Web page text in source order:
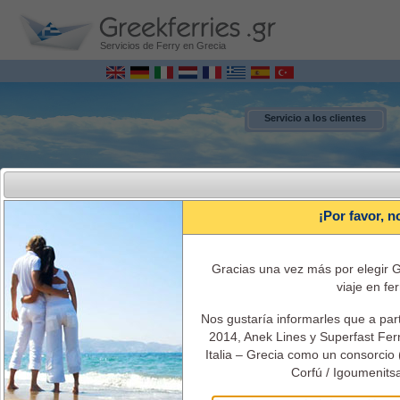
Servicios de Ferry en Grecia
Servicio a los clientes
MENU
Italia - Grecia Ferries Reservas online
Itinerarios, horarios, el costo del ticket, información y servicios de ferry
¡Por favor,
Gracias una vez más por elegir
viaje en
Nos gustaría informarles que a
2014, Anek Lines y Superfast
Italia – Grecia como un consorcio
Corfú /